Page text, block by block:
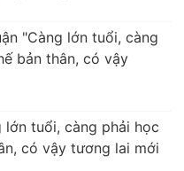
"Càng lớn tuổi, càng
bản thân, có vậy
lớn tuổi, càng phải học
có vậy tương lai mới